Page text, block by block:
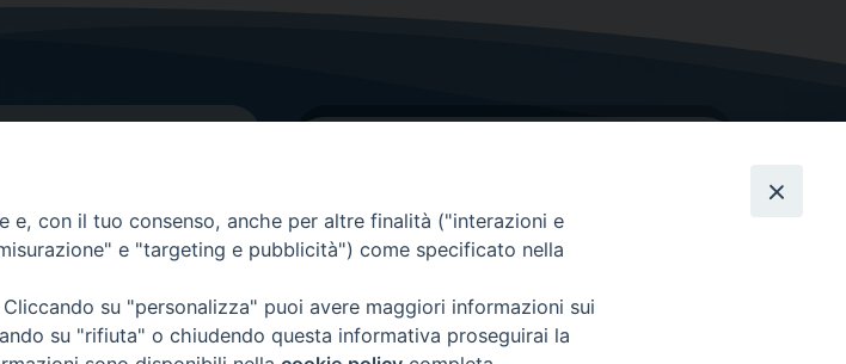
principali
| fax0438 948214
GENERALE
GRAZIE PER IL TUO AIUTO
Insieme per la Diocesi
con il tuo consenso, anche per altre finalità ("interazioni e
e "targeting e pubblicità") come specificato nella
su "personalizza" puoi avere maggiori informazioni sui
su "rifiuta" o chiudendo questa informativa proseguirai la